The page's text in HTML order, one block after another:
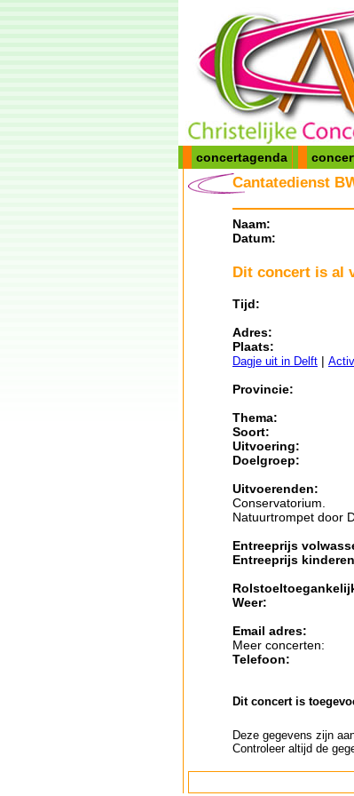
concertagenda
Cantatedienst
Naam:
Datum:
Dit concert is al
Tijd:
Adres:
Plaats:
Dagje uit in Delft |
Provincie:
Thema:
Soort:
Uitvoering:
Doelgroep:
Uitvoerenden:
Conservatorium.
Natuurtrompet door
Entreeprijs
Entreeprijs
Weer:
Email adres:
Meer concerten:
Telefoon:
Dit concert is
Deze gegevens zijn
Controleer altijd de